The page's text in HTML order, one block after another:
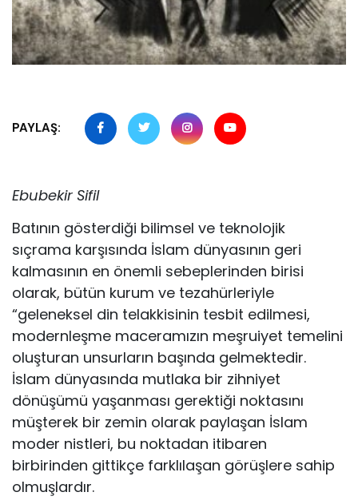
PAYLAŞ:
Ebubekir Sifil
Batının gösterdiği bilimsel ve teknolojik
sıçrama karşısında İslam dünyasının geri
kalmasının en önemli sebeplerinden birisi
olarak, bütün kurum ve tezahürleriyle
“geleneksel din telakkisinin tesbit edilmesi,
modernleşme maceramızın meşruiyet temelini
oluşturan unsurların başında gelmektedir.
İslam dünyasında mutlaka bir zihniyet
dönüşümü yaşanması gerektiği noktasını
müşterek bir zemin olarak paylaşan İslam
moder nistleri, bu noktadan itibaren
birbirinden gittikçe farklılaşan görüşlere sahip
olmuşlardır.